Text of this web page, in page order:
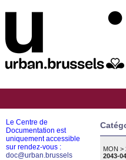
MON >
2043-
Le Centre de
Documentation est
uniquement accessible
sur rendez-vous :
doc@urban.brussels